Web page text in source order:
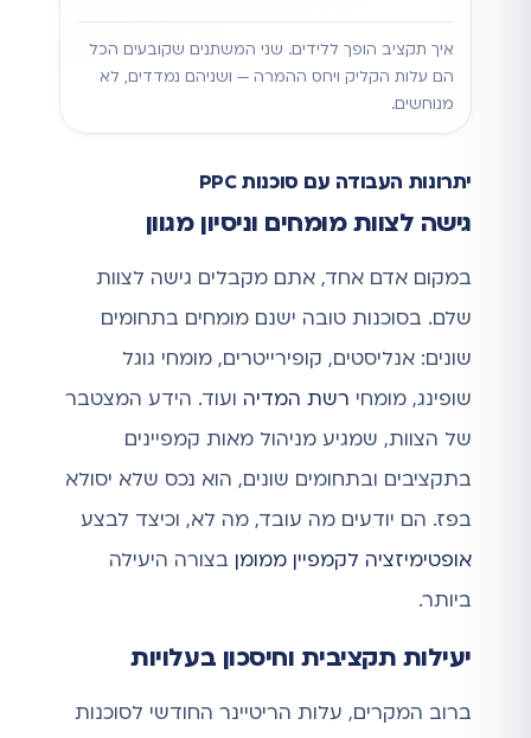
איך תקציב הופך ללידים. שני המשתנים שקובעים הכל
הם עלות הקליק ויחס ההמרה — ושניהם נמדדים, לא
מנוחשים.
יתרונות העבודה עם סוכנות PPC
גישה לצוות מומחים וניסיון מגוון
במקום אדם אחד, אתם מקבלים גישה לצוות
שלם. בסוכנות טובה ישנם מומחים בתחומים
שונים: אנליסטים, קופירייטרים, מומחי גוגל
שופינג, מומחי רשת המדיה ועוד. הידע המצטבר
של הצוות, שמגיע מניהול מאות קמפיינים
בתקציבים ובתחומים שונים, הוא נכס שלא יסולא
בפז. הם יודעים מה עובד, מה לא, וכיצד לבצע
אופטימיזציה לקמפיין ממומן בצורה היעילה
ביותר.
יעילות תקציבית וחיסכון בעלויות
ברוב המקרים, עלות הריטיינר החודשי לסוכנות